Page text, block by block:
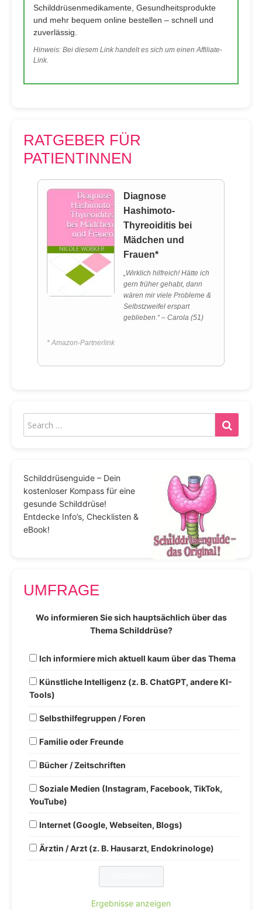
Schilddrüsenmedikamente, Gesundheitsprodukte
und mehr bequem online bestellen – schnell und
zuverlässig.
Hinweis: Bei diesem Link handelt es sich um einen Affiliate-
Link.
RATGEBER FÜR
PATIENTINNEN
Diagnose
Hashimoto-
Thyreoiditis bei
Mädchen und
Frauen*
„Wirklich hilfreich! Hätte ich
gern früher gehabt, dann
wären mir viele Probleme &
Selbstzweifel erspart
geblieben.“ – Carola (51)
* Amazon-Partnerlink
Schilddrüsenguide – Dein
kostenloser Kompass für eine
gesunde Schilddrüse!
Entdecke Info’s, Checklisten &
eBook!
UMFRAGE
Wo informieren Sie sich hauptsächlich über das
Thema Schilddrüse?
Ich informiere mich aktuell kaum über das Thema
Künstliche Intelligenz (z. B. ChatGPT, andere KI-
Tools)
Selbsthilfegruppen / Foren
Familie oder Freunde
Bücher / Zeitschriften
Soziale Medien (Instagram, Facebook, TikTok,
YouTube)
Internet (Google, Webseiten, Blogs)
Ärztin / Arzt (z. B. Hausarzt, Endokrinologe)
Ergebnisse anzeigen